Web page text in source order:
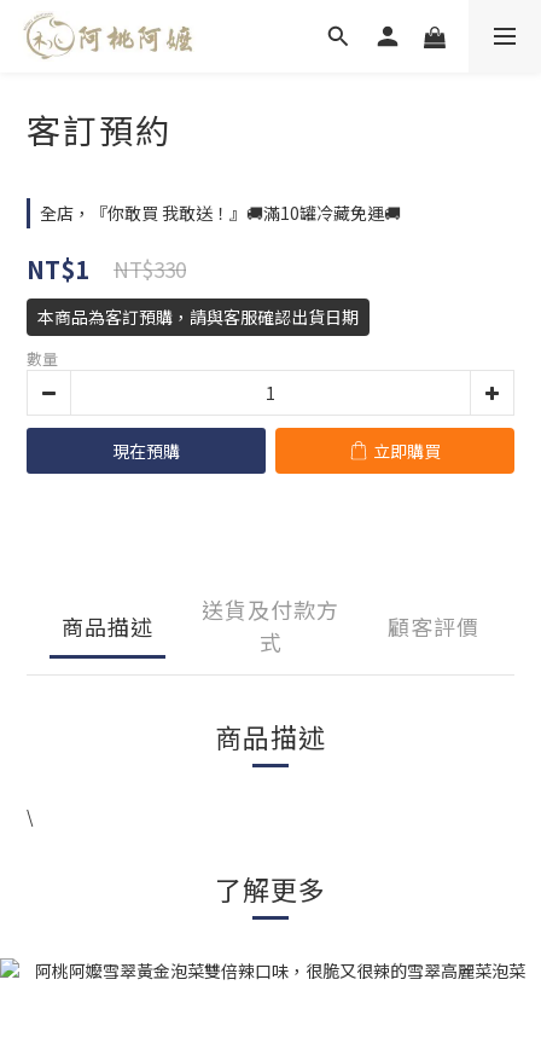
客訂預約
全店，『你敢買 我敢送！』🚚滿10罐冷藏免運🚚
NT$1 NT$330
本商品為客訂預購，請與客服確認出貨日期
數量
現在預購 立即購買
商品描述
送貨及付款方
式
顧客評價
商品描述
\
了解更多